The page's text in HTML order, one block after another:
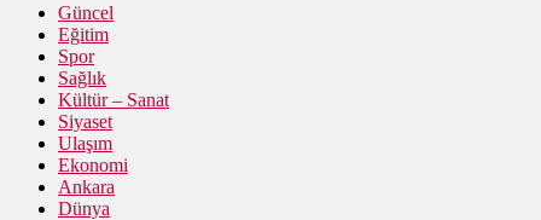
Güncel
Eğitim
Spor
Sağlık
Kültür – Sanat
Siyaset
Ulaşım
Ekonomi
Ankara
Dünya